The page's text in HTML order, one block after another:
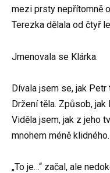
mezi prsty nepřítomně
Terezka dělala od čtyř
Jmenovala se Klárka.
Dívala jsem se, jak Petr
Držení těla. Způsob,
Viděla jsem, jak z jeho
mnohem méně klidného.
„To je…“ začal, ale